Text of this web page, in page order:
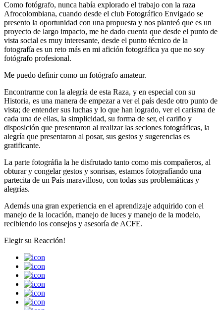
Como fotógrafo, nunca había explorado el trabajo con la raza
Afrocolombiana, cuando desde el club Fotográfico Envigado se
presento la oportunidad con una propuesta y nos planteó que es un
proyecto de largo impacto, me he dado cuenta que desde el punto de
vista social es muy interesante, desde el punto técnico de la
fotografía es un reto más en mi afición fotográfica ya que no soy
fotógrafo profesional.
Me puedo definir como un fotógrafo amateur.
Encontrarme con la alegría de esta Raza, y en especial con su
Historia, es una manera de empezar a ver el país desde otro punto de
vista; de entender sus luchas y lo que han logrado, ver el carisma de
cada una de ellas, la simplicidad, su forma de ser, el cariño y
disposición que presentaron al realizar las seciones fotográficas, la
alegría que presentaron al posar, sus gestos y sugerencias es
gratificante.
La parte fotográfia la he disfrutado tanto como mis compañeros, al
obturar y congelar gestos y sonrisas, estamos fotografíando una
partecita de un País maravilloso, con todas sus problemáticas y
alegrías.
Además una gran experiencia en el aprendizaje adquirido con el
manejo de la locación, manejo de luces y manejo de la modelo,
recibiendo los consejos y asesoría de ACFE.
Elegir su Reacción!